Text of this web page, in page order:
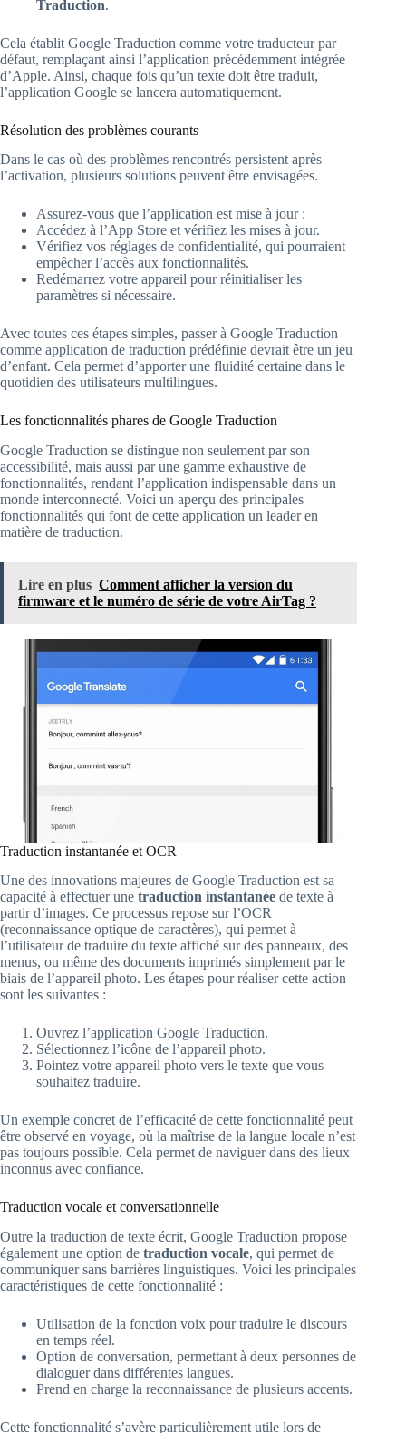
Traduction.
Cela établit Google Traduction comme votre traducteur par
défaut, remplaçant ainsi l’application précédemment intégrée
d’Apple. Ainsi, chaque fois qu’un texte doit être traduit,
l’application Google se lancera automatiquement.
Résolution des problèmes courants
Dans le cas où des problèmes rencontrés persistent après
l’activation, plusieurs solutions peuvent être envisagées.
Assurez-vous que l’application est mise à jour :
Accédez à l’App Store et vérifiez les mises à jour.
Vérifiez vos réglages de confidentialité, qui pourraient
empêcher l’accès aux fonctionnalités.
Redémarrez votre appareil pour réinitialiser les
paramètres si nécessaire.
Avec toutes ces étapes simples, passer à Google Traduction
comme application de traduction prédéfinie devrait être un jeu
d’enfant. Cela permet d’apporter une fluidité certaine dans le
quotidien des utilisateurs multilingues.
Les fonctionnalités phares de Google Traduction
Google Traduction se distingue non seulement par son
accessibilité, mais aussi par une gamme exhaustive de
fonctionnalités, rendant l’application indispensable dans un
monde interconnecté. Voici un aperçu des principales
fonctionnalités qui font de cette application un leader en
matière de traduction.
Lire en plus Comment afficher la version du
firmware et le numéro de série de votre AirTag ?
Traduction instantanée et OCR
Une des innovations majeures de Google Traduction est sa
capacité à effectuer une traduction instantanée de texte à
partir d’images. Ce processus repose sur l’OCR
(reconnaissance optique de caractères), qui permet à
l’utilisateur de traduire du texte affiché sur des panneaux, des
menus, ou même des documents imprimés simplement par le
biais de l’appareil photo. Les étapes pour réaliser cette action
sont les suivantes :
Ouvrez l’application Google Traduction.
Sélectionnez l’icône de l’appareil photo.
Pointez votre appareil photo vers le texte que vous
souhaitez traduire.
Un exemple concret de l’efficacité de cette fonctionnalité peut
être observé en voyage, où la maîtrise de la langue locale n’est
pas toujours possible. Cela permet de naviguer dans des lieux
inconnus avec confiance.
Traduction vocale et conversationnelle
Outre la traduction de texte écrit, Google Traduction propose
également une option de traduction vocale, qui permet de
communiquer sans barrières linguistiques. Voici les principales
caractéristiques de cette fonctionnalité :
Utilisation de la fonction voix pour traduire le discours
en temps réel.
Option de conversation, permettant à deux personnes de
dialoguer dans différentes langues.
Prend en charge la reconnaissance de plusieurs accents.
Cette fonctionnalité s’avère particulièrement utile lors de